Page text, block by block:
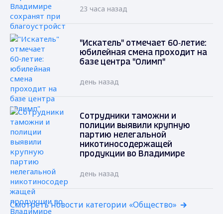
23 часа назад
"Искатель" отмечает 60‑летие:
юбилейная смена проходит на
базе центра "Олимп"
день назад
Сотрудники таможни и
полиции выявили крупную
партию нелегальной
никотиносодержащей
продукции во Владимире
день назад
Смотреть новости категории «Общество»